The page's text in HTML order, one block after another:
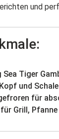
und
Sea Tiger
und Schale
für
Grill,